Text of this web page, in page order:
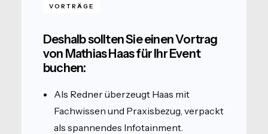
VORTRÄGE
Deshalb sollten Sie einen Vortrag
von Mathias Haas für Ihr Event
buchen:
Als Redner überzeugt Haas mit
Fachwissen und Praxisbezug, verpackt
als spannendes Infotainment.